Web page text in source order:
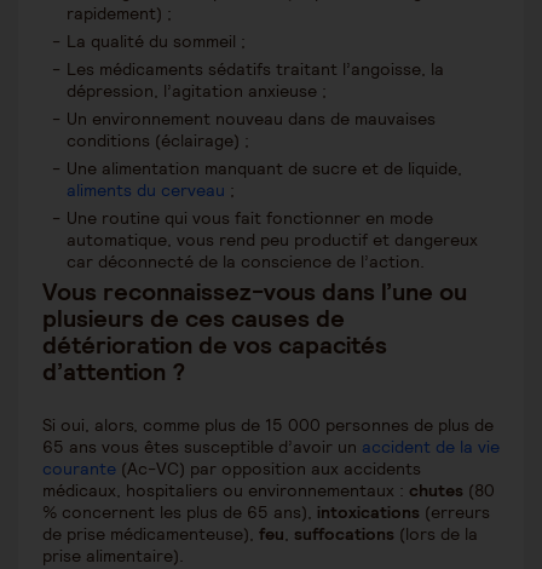
rapidement) ;
La qualité du sommeil ;
Les médicaments sédatifs traitant l’angoisse, la
dépression, l’agitation anxieuse ;
Un environnement nouveau dans de mauvaises
conditions (éclairage) ;
Une alimentation manquant de sucre et de liquide,
aliments du cerveau ;
Une routine qui vous fait fonctionner en mode
automatique, vous rend peu productif et dangereux
car déconnecté de la conscience de l’action.
Vous reconnaissez-vous dans l’une ou
plusieurs de ces causes de
détérioration de vos capacités
d’attention ?
Si oui, alors, comme plus de 15 000 personnes de plus de
65 ans vous êtes susceptible d’avoir un accident de la vie
courante (Ac-VC) par opposition aux accidents
médicaux, hospitaliers ou environnementaux : chutes (80
% concernent les plus de 65 ans), intoxications (erreurs
de prise médicamenteuse), feu, suffocations (lors de la
prise alimentaire).